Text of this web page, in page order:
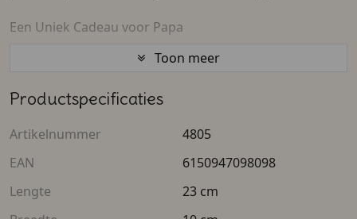
Een Uniek Cadeau voor Papa
Voor de vader die alles al lijkt te hebben, is een
winnaar. Deze opvallende XL verrassingsbox is hét
afbeelding kun je de bovenkant van de kubus volledig
laten bedrukken met jullie eigen favoriete herinnering
Zodra hij de deksel van dit originele foto cadeau
Toon meer
Productspecificaties
Artikelnummer
4805
EAN
6150947098098
Lengte
23 cm